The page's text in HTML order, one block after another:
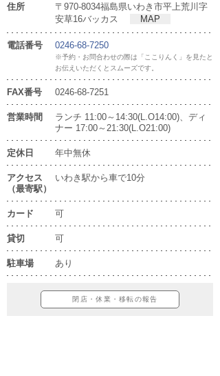
住所
〒970-8034福島県いわき市平上荒川字
安草16バッカス
MAP
電話番号 0246-68-7250
※予約・お問合わせの際は「ここりんく」を見たと
お伝えいただくとスムーズです。
FAX番号 0246-68-7251
営業時間
ランチ 11:00～14:30(L.O14:00)、ディ
ナー 17:00～21:30(L.O21:00)
定休日 年中無休
アクセス
（最寄駅）
いわき駅から車で10分
カード 可
貸切 可
駐車場 あり
閉店・休業・移転の報告